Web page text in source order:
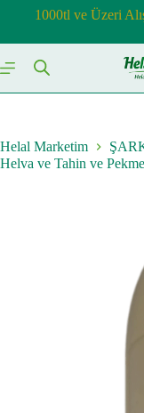
1000tl ve Üzeri
Helal Marketim
Helva ve Tahin ve